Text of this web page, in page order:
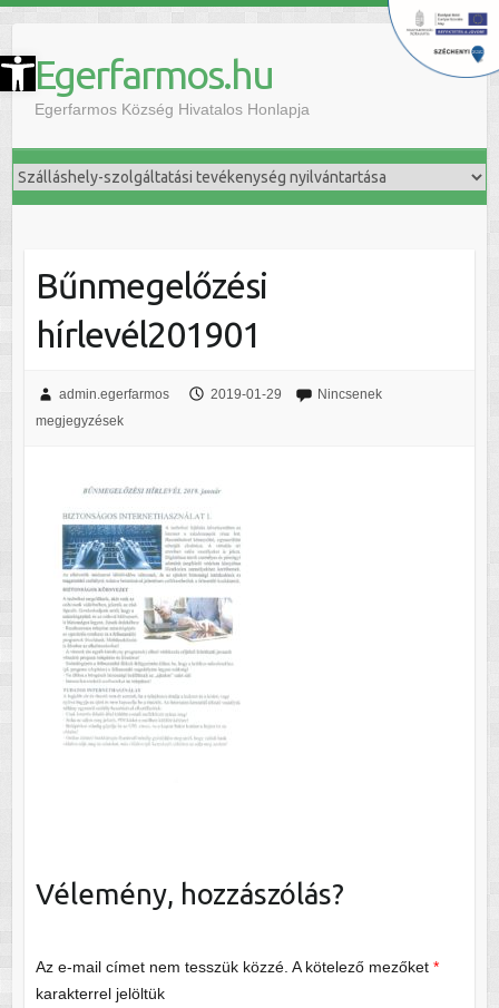
Eszköztár megnyitása Egerfarmos.hu
Egerfarmos Község Hivatalos Honlapja
Bűnmegelőzési
hírlevél201901
admin.egerfarmos 2019-01-29
Nincsenek
megjegyzések
Vélemény, hozzászólás?
Az e-mail címet nem tesszük közzé. A kötelező mezőket *
karakterrel jelöltük